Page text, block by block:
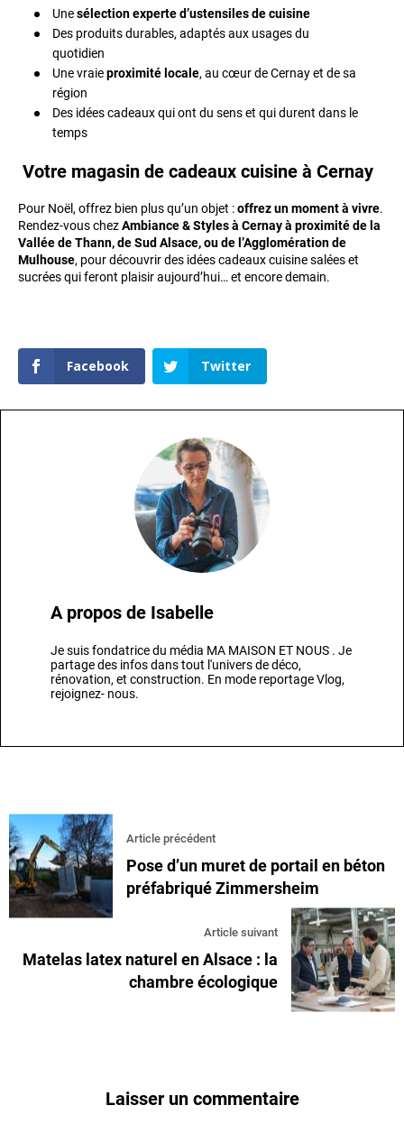
Unesélection experte d’ustensiles de cuisine
Des produits durables, adaptés aux usages du
quotidien
Une vraieproximité locale, au cœur de Cernay et de sa
région
Des idées cadeaux qui ont du sens et qui durent dans le
temps
Votre magasin de cadeaux cuisine à Cernay
Pour Noël, offrez bien plus qu’un objet :offrez un moment à vivre.
Rendez-vous chezAmbiance & Styles à Cernay à proximité de la
Vallée de Thann, de Sud Alsace, ou de l’Agglomération de
Mulhouse, pour découvrir des idées cadeaux cuisine salées et
sucrées qui feront plaisir aujourd’hui… et encore demain.
Facebook Twitter
A propos de Isabelle
Je suis fondatrice du média MA MAISON ET NOUS . Je
partage des infos dans tout l'univers de déco,
rénovation, et construction. En mode reportage Vlog,
rejoignez- nous.
Article précédent
Pose d’un muret de portail en béton
préfabriqué Zimmersheim
Article suivant
Matelas latex naturel en Alsace : la
chambre écologique
Laisser un commentaire